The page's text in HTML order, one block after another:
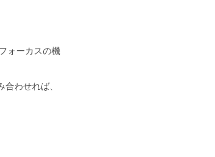
ォーカスの機
わせれば、